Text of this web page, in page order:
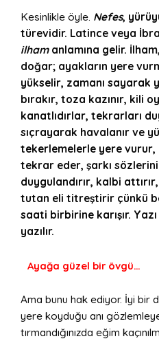
Kesinlikle öyle. Nefes,
türevidir. Latince veya
ilhamanlamına gelir.
doğar; ayakların yere
yükselir, zamanı sayarak
bırakır, toza kazınır, kili
kanatlıdırlar, tekrarları
sıçrayarak havalanır ve
tekerlemelerle yere
tekrar eder, şarkı
duygulandırır, kalbi
tutan eli titreştirir çünkü
saati birbirine karışır.
yazılır.
Ayağa güzel bir övgü…
Ama bunu hak ediyor. İyi bir
yere koyduğu anı
tırmandığınızda eğim